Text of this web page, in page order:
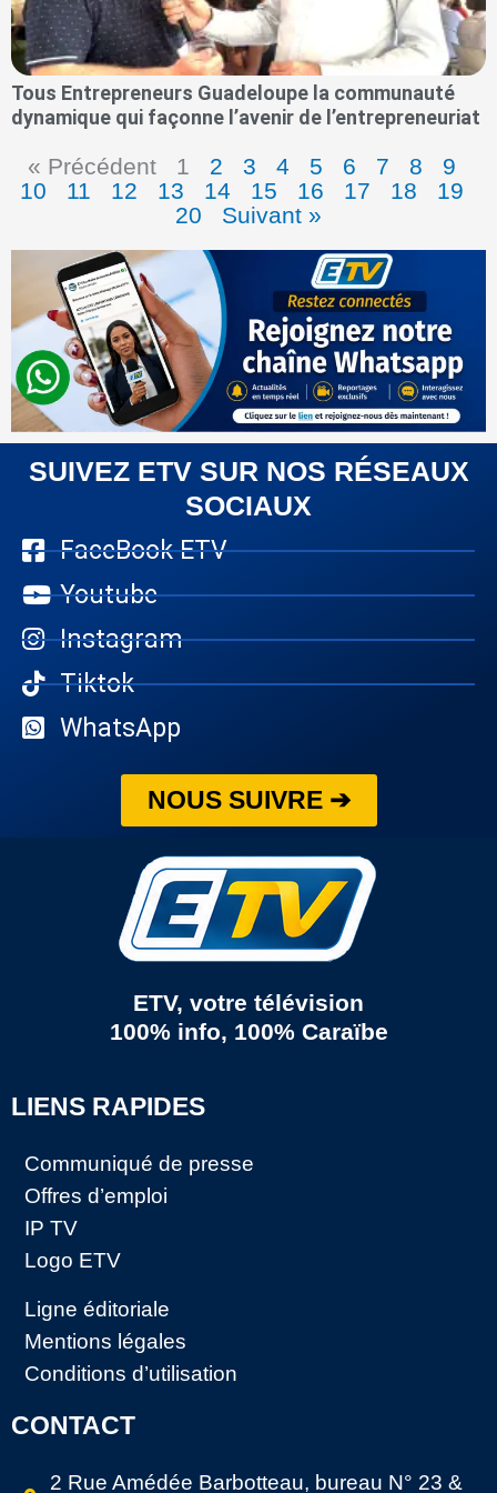
Tous Entrepreneurs Guadeloupe la communauté
dynamique qui façonne l’avenir de l’entrepreneuriat
« Précédent 1 2 3 4 5 6 7 8
9
10
11 12 13 14 15 16 17 18
19
20
Suivant »
SUIVEZ ETV SUR NOS RÉSEAUX
SOCIAUX
FaceBook ETV
Youtube
Instagram
Tiktok
WhatsApp
NOUS SUIVRE ➔
ETV, votre télévision
100% info, 100% Caraïbe
LIENS RAPIDES
Communiqué de presse
Offres d’emploi
IP TV
Logo ETV
Ligne éditoriale
Mentions légales
Conditions d’utilisation
CONTACT
2 Rue Amédée Barbotteau, bureau N° 23 &